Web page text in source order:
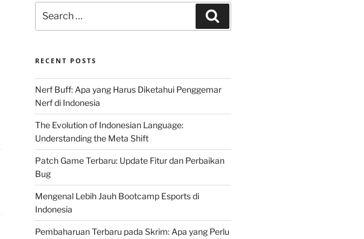
for:
RECENT POSTS
Nerf Buff: Apa yang Harus Diketahui Penggemar
Nerf di Indonesia
The Evolution of Indonesian Language:
Understanding the Meta Shift
Patch Game Terbaru: Update Fitur dan Perbaikan
Bug
Mengenal Lebih Jauh Bootcamp Esports di
Indonesia
Pembaharuan Terbaru pada Skrim: Apa yang Perlu